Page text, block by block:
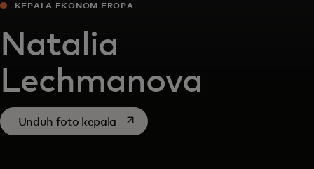
KEPALA EKONOM EROPA
Natalia
Lechmanova
Unduh foto kepala opens in a new tab